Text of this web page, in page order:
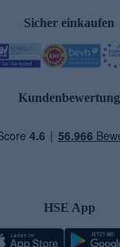
Sicher einkaufen
Kundenbewertung
HSE App